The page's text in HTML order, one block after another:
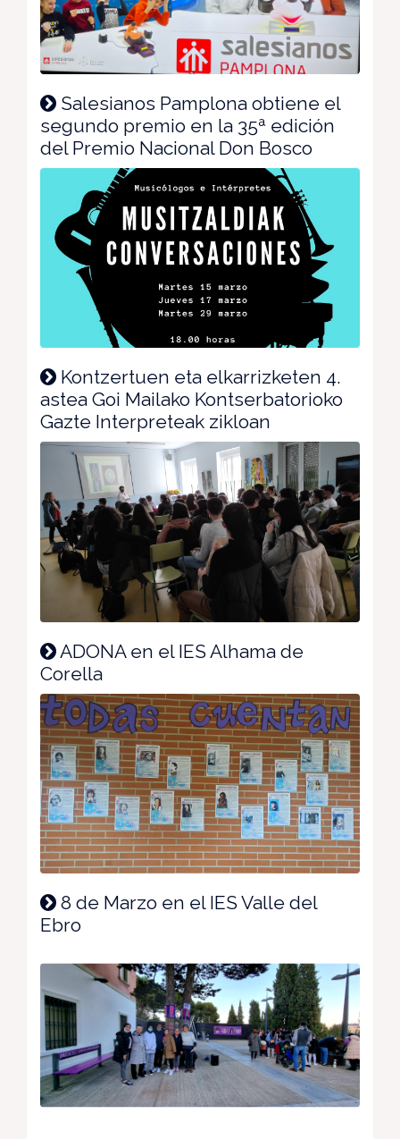
Salesianos Pamplona obtiene el
segundo premio en la 35ª edición
del Premio Nacional Don Bosco
Kontzertuen eta elkarrizketen 4.
astea Goi Mailako Kontserbatorioko
Gazte Interpreteak zikloan
ADONA en el IES Alhama de
Corella
8 de Marzo en el IES Valle del
Ebro